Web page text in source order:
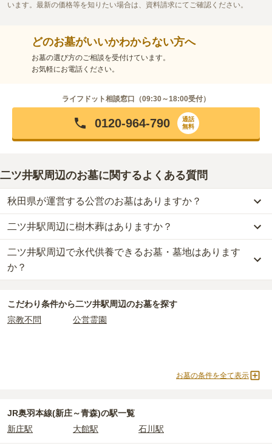
います。最新の価格等を知りたい場合は、資料請求にてご確認ください。
どのお墓がいいかわからない方へ
お墓の選び方のご相談を受付けています。
お気軽にお電話ください。
ライフドット相談窓口（09:30～18:00受付）
0120-964-790
通話
無料
二ツ井駅周辺のお墓に関するよくある質問
秋田県が運営する公営のお墓はありますか？
二ツ井駅周辺には、秋田県が運営する公営の霊園が
件あります。
能代市営 二ツ井墓地がそれにあたります。
公営霊園は民営の霊園と異なり、契約にあたって応募資格が設けら
れているケースがほとんどです。
上住んでいるなどが挙げられます。
条件を満たさない場合は、申し込み自体ができないことも多いた
二ツ井駅周辺に樹木葬はありますか？
二ツ井駅周辺には、樹木葬の掲載がありません。
自然葬をお考えの場合は、海洋散骨もご検討ください。
二ツ井駅周辺で永代供養できるお墓・墓地はあります
か？
永代供養をお考えの場合は、海洋散骨もご検討ください。
こだわり条件から二ツ井駅周辺のお墓を探す
宗教不問
公営霊園
お墓の条件を全て表示
JR奥羽本線(新庄～青森)の駅一覧
新庄駅
大館駅 石川駅